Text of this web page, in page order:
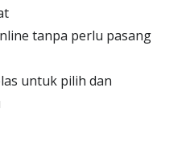
tanpa perlu pasang
untuk pilih dan